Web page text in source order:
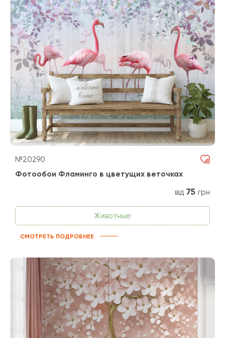
№20290
Фотообои Фламинго в цветущих веточках
від 75 грн
Животные
СМОТРЕТЬ ПОДРОБНЕЕ